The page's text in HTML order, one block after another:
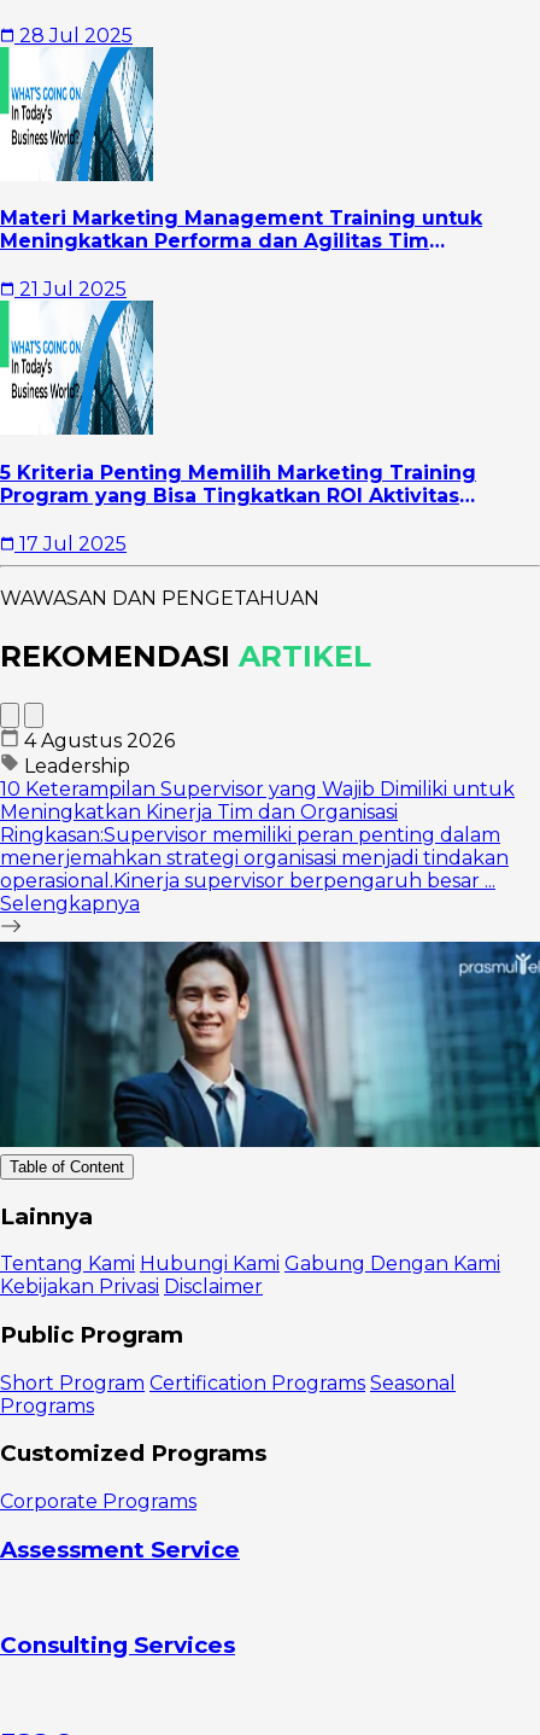
28 Jul 2025
Materi Marketing Management Training untuk
Meningkatkan Performa dan Agilitas Tim
21 Jul 2025
5 Kriteria Penting Memilih Marketing Training
Program yang Bisa Tingkatkan ROI Aktivitas
17 Jul 2025
WAWASAN DAN PENGETAHUAN
REKOMENDASI ARTIKEL
4 Agustus 2026
Leadership
10 Keterampilan Supervisor yang Wajib Dimiliki untuk
Meningkatkan Kinerja Tim dan Organisasi
Ringkasan:Supervisor memiliki peran penting dalam
menerjemahkan strategi organisasi menjadi tindakan
operasional.Kinerja supervisor berpengaruh besar ...
Selengkapnya
Table of Content
Apa itu
metriks e-
commerce?
Macam-
macam istilah
metriks e-
commerce
Conversion
rate
2.
Customer
3. Average
4.
5. Bounce
Lainnya
Tentang Kami Hubungi Kami Gabung Dengan Kami
Kebijakan Privasi Disclaimer
Public Program
Short Program Certification Programs Seasonal
Programs
Customized Programs
Corporate Programs
Assessment Service
Consulting Services